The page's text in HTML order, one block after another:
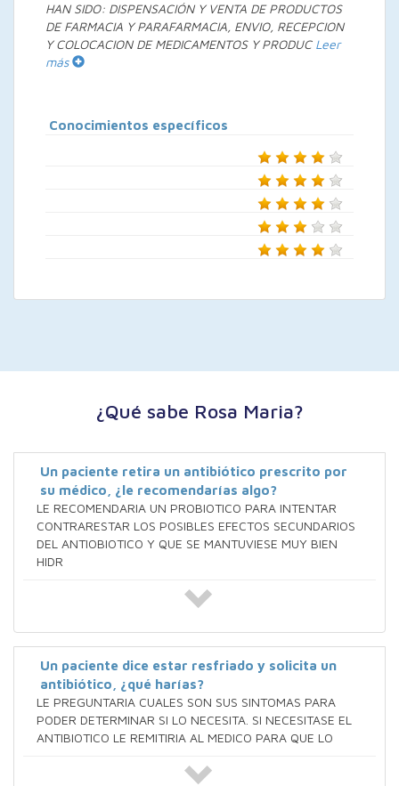
HAN SIDO: DISPENSACIÓN Y VENTA DE PRODUCTOS
DE FARMACIA Y PARAFARMACIA, ENVIO, RECEPCION
Y COLOCACION DE MEDICAMENTOS Y PRODUC Leer
más
Conocimientos específicos
¿Qué sabe Rosa Maria?
Un paciente retira un antibiótico prescrito por
su médico, ¿le recomendarías algo?
LE RECOMENDARIA UN PROBIOTICO PARA INTENTAR
CONTRARESTAR LOS POSIBLES EFECTOS SECUNDARIOS
DEL ANTIOBIOTICO Y QUE SE MANTUVIESE MUY BIEN
HIDR
Un paciente dice estar resfriado y solicita un
antibiótico, ¿qué harías?
LE PREGUNTARIA CUALES SON SUS SINTOMAS PARA
PODER DETERMINAR SI LO NECESITA. SI NECESITASE EL
ANTIBIOTICO LE REMITIRIA AL MEDICO PARA QUE LO